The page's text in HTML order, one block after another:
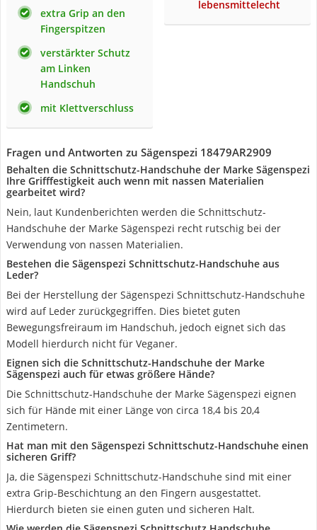
extra Grip an den
Fingerspitzen
verstärkter Schutz
am Linken
Handschuh
mit Klettverschluss
lebensmittelecht
Fragen und Antworten zu Sägenspezi 18479AR2909‎
Behalten die Schnittschutz-Handschuhe der Marke Sägenspezi
Ihre Grifffestigkeit auch wenn mit nassen Materialien
gearbeitet wird?
Nein, laut Kundenberichten werden die Schnittschutz-
Handschuhe der Marke Sägenspezi recht rutschig bei der
Verwendung von nassen Materialien.
Bestehen die Sägenspezi Schnittschutz-Handschuhe aus
Leder?
Bei der Herstellung der Sägenspezi Schnittschutz-Handschuhe
wird auf Leder zurückgegriffen. Dies bietet guten
Bewegungsfreiraum im Handschuh, jedoch eignet sich das
Modell hierdurch nicht für Veganer.
Eignen sich die Schnittschutz-Handschuhe der Marke
Sägenspezi auch für etwas größere Hände?
Die Schnittschutz-Handschuhe der Marke Sägenspezi eignen
sich für Hände mit einer Länge von circa 18,4 bis 20,4
Zentimetern.
Hat man mit den Sägenspezi Schnittschutz-Handschuhe einen
sicheren Griff?
Ja, die Sägenspezi Schnittschutz-Handschuhe sind mit einer
extra Grip-Beschichtung an den Fingern ausgestattet.
Hierdurch bieten sie einen guten und sicheren Halt.